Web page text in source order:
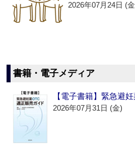
2026年07月24日 (
書籍・電子メディア
【電子書籍】緊急避
2026年07月31日 (金)